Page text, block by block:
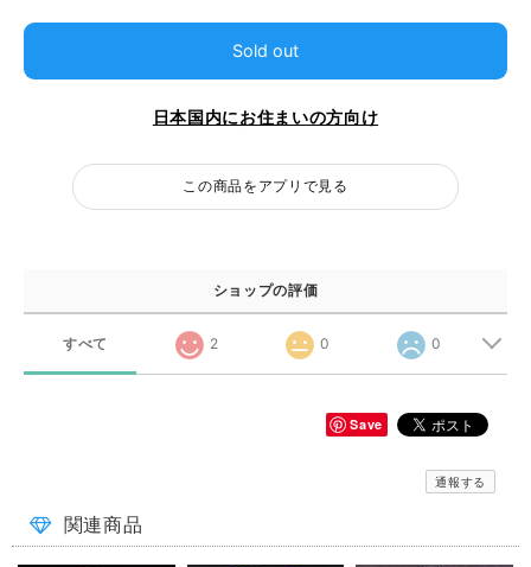
Sold out
日本国内にお住まいの方向け
この商品をアプリで見る
ショップの評価
すべて 2 0 0
Save
通報する
関連商品